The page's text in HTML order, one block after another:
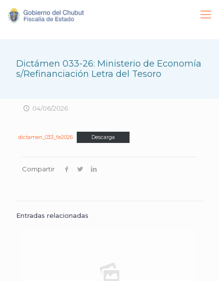
Dictámen 033-26: Ministerio de Economía
s/Refinanciación Letra del Tesoro
04/06/2026
dictamen_033_fe2026 Descarga
Compartir
Entradas relacionadas